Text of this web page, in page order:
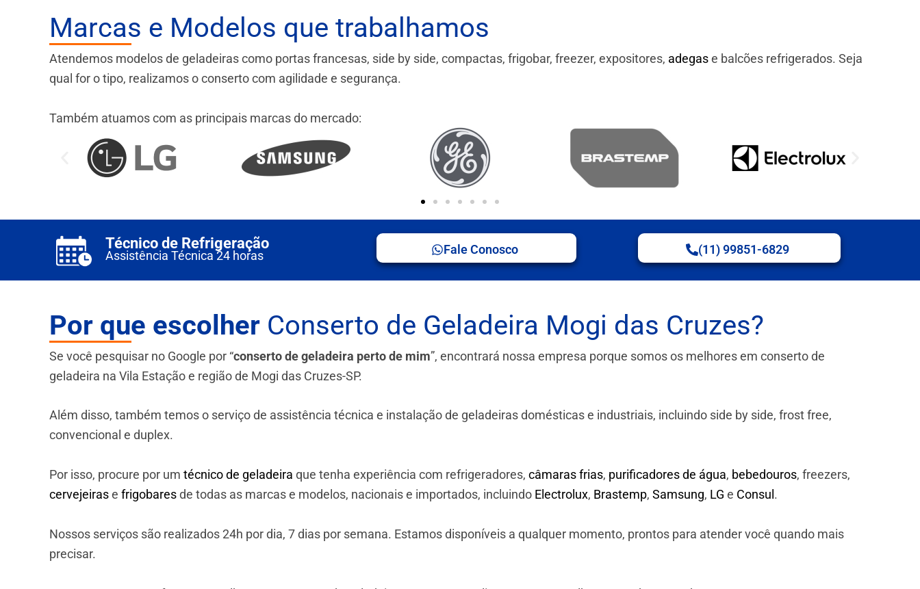
Marcas e Modelos que trabalhamos
Atendemos modelos de geladeiras como portas francesas, side by side, compactas, frigobar, freezer, expositores, adegase balcões refrigerados. Seja
qual for o tipo, realizamos o conserto com agilidade e segurança.
Também atuamos com as principais marcas do mercado:
Técnico de Refrigeração
Assistência Técnica 24 horas Fale Conosco (11) 99851-6829
Por que escolher Conserto de Geladeira Mogi das Cruzes?
Se você pesquisar no Google por “conserto de geladeira perto de mim”, encontrará nossa empresa porque somos os melhores em conserto de
geladeira na Vila Estação e região de Mogi das Cruzes-SP.
Além disso, também temos o serviço de assistência técnica e instalação de geladeiras domésticas e industriais, incluindo side by side, frost free,
convencional e duplex.
Por isso, procure por um técnico de geladeira que tenha experiência com refrigeradores, câmaras frias, purificadores de água, bebedouros, freezers,
cervejeirase frigobaresde todas as marcas e modelos, nacionais e importados, incluindo Electrolux, Brastemp, Samsung, LG e Consul .
Nossos serviços são realizados 24h por dia, 7 dias por semana. Estamos disponíveis a qualquer momento, prontos para atender você quando mais
precisar.